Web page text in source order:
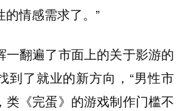
情感需求了。”
一翻遍了市面上的关于影游的
到了就业的新方向，“男性市
类《完蛋》的游戏制作门槛不